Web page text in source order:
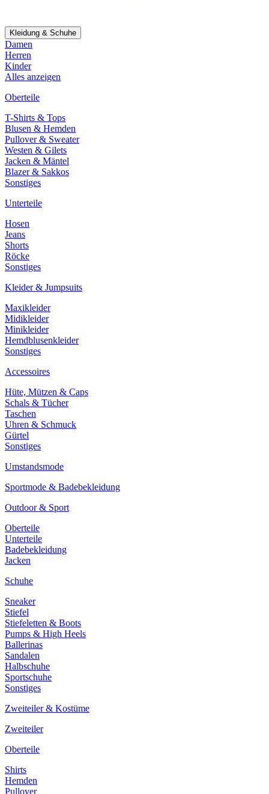
Kleidung & Schuhe
Damen
Herren
Kinder
Alles anzeigen
Oberteile
T-Shirts & Tops
Blusen & Hemden
Pullover & Sweater
Westen & Gilets
Jacken & Mäntel
Blazer & Sakkos
Sonstiges
Unterteile
Hosen
Jeans
Shorts
Röcke
Sonstiges
Kleider & Jumpsuits
Maxikleider
Midikleider
Minikleider
Hemdblusenkleider
Sonstiges
Accessoires
Hüte, Mützen & Caps
Schals & Tücher
Taschen
Uhren & Schmuck
Gürtel
Sonstiges
Umstandsmode
Sportmode & Badebekleidung
Outdoor & Sport
Oberteile
Unterteile
Badebekleidung
Jacken
Schuhe
Sneaker
Stiefel
Stiefeletten & Boots
Pumps & High Heels
Ballerinas
Sandalen
Halbschuhe
Sportschuhe
Sonstiges
Zweiteiler & Kostüme
Zweiteiler
Oberteile
Shirts
Hemden
Pullover